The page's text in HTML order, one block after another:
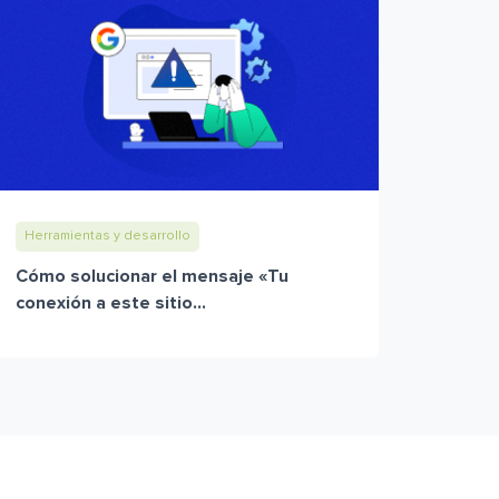
Herramientas y desarrollo
Cómo solucionar el mensaje «Tu
conexión a este sitio...